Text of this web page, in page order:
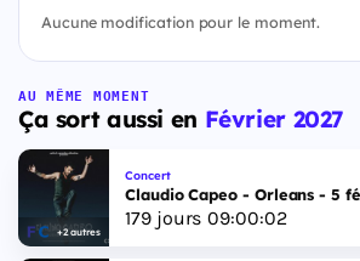
Aucune modification pour le moment.
AU MÊME MOMENT
Ça sort aussi en Février 2027
+2 autres
Concert
Claudio Capeo - Orleans - 5
179jours 09:00:01